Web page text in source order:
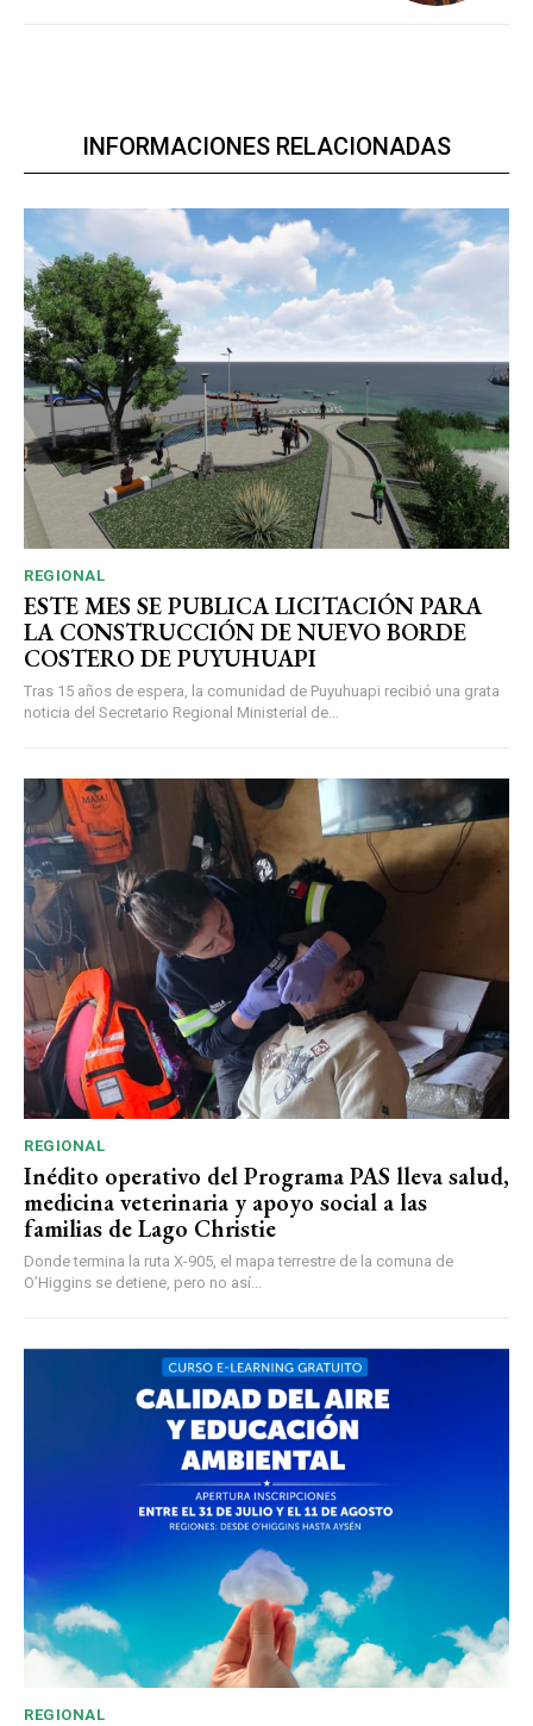
INFORMACIONES RELACIONADAS
REGIONAL
ESTE MES SE PUBLICA LICITACIÓN PARA
LA CONSTRUCCIÓN DE NUEVO BORDE
COSTERO DE PUYUHUAPI
Tras 15 años de espera, la comunidad de Puyuhuapi recibió una grata
noticia del Secretario Regional Ministerial de...
REGIONAL
Inédito operativo del Programa PAS lleva salud,
medicina veterinaria y apoyo social a las
familias de Lago Christie
Donde termina la ruta X-905, el mapa terrestre de la comuna de
O’Higgins se detiene, pero no así...
REGIONAL